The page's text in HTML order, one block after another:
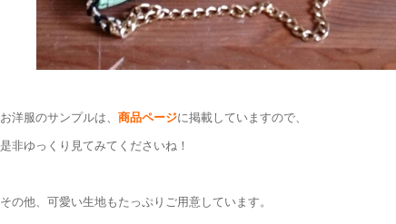
お洋服のサンプルは、 商品ページに掲載していますので、
是非ゆっくり見てみてくださいね！
その他、可愛い生地もたっぷりご用意しています。